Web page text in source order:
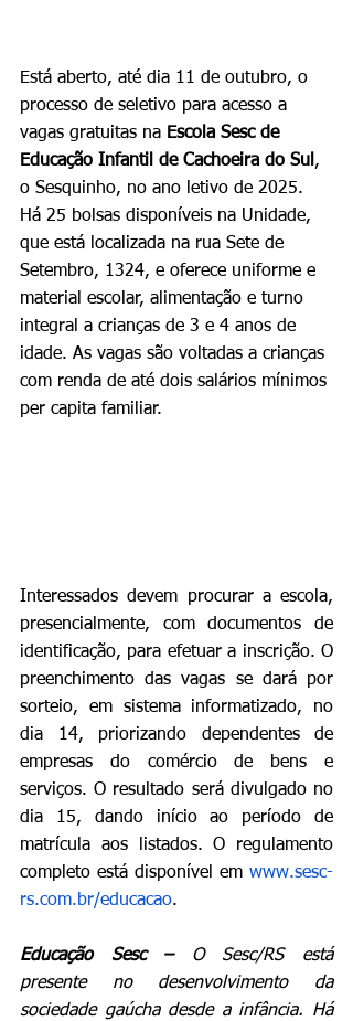
Está aberto, até dia 11 de outubro, o
processo de seletivo para acesso a
vagas gratuitas na Escola Sesc de
Educação Infantil de Cachoeira do Sul,
o Sesquinho, no ano letivo de 2025.
Há 25 bolsas disponíveis na Unidade,
que está localizada na rua Sete de
Setembro, 1324, e oferece uniforme e
material escolar, alimentação e turno
integral a crianças de 3 e 4 anos de
idade. As vagas são voltadas a crianças
com renda de até dois salários mínimos
per capita familiar.
Interessados devem procurar a escola,
presencialmente, com documentos de
identificação, para efetuar a inscrição. O
preenchimento das vagas se dará por
sorteio, em sistema informatizado, no
dia 14, priorizando dependentes de
empresas do comércio de bens e
serviços. O resultado será divulgado no
dia 15, dando início ao período de
matrícula aos listados. O regulamento
completo está disponível em www.sesc-
rs.com.br/educacao.
Educação Sesc – O Sesc/RS está
presente no desenvolvimento da
sociedade gaúcha desde a infância. Há